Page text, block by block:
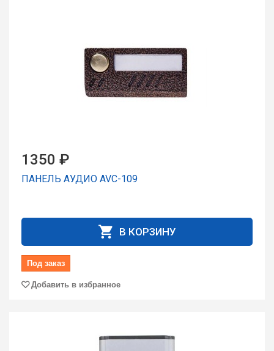
1350 ₽
ПАНЕЛЬ АУДИО AVC-109
В КОРЗИНУ
Под заказ
Добавить в избранное